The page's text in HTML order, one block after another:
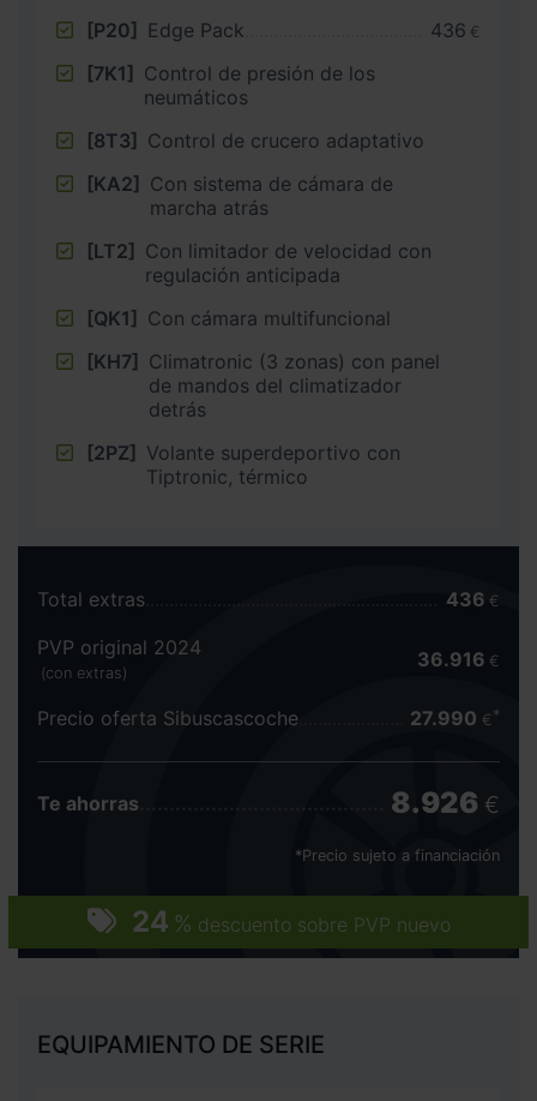
[P20] Edge Pack 436 €
[7K1] Control de presión de los
neumáticos
[8T3] Control de crucero adaptativo
[KA2] Con sistema de cámara de
marcha atrás
[LT2] Con limitador de velocidad con
regulación anticipada
[QK1] Con cámara multifuncional
[KH7] Climatronic (3 zonas) con panel
de mandos del climatizador
detrás
[2PZ] Volante superdeportivo con
Tiptronic, térmico
24 % descuento sobre PVP nuevo
Total extras 436 €
PVP original 2024
(con extras)
36.916 €
Precio oferta Sibuscascoche 27.990 €
Te ahorras 8.926 €
*Precio sujeto a financiación
EQUIPAMIENTO DE SERIE